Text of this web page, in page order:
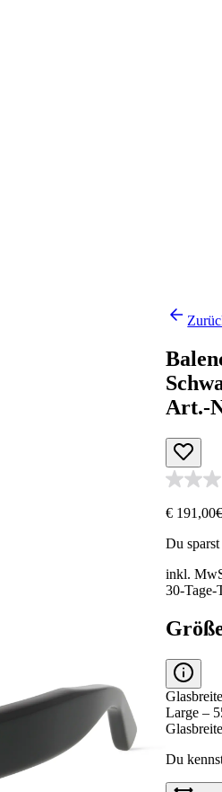
Art.-
€ 191,00
Du
inkl.
30-Tage-
Large –
Du